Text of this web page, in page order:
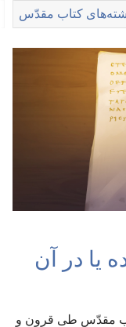
کتاب مقدّس
یا در آن
مقدّس طی قرون و